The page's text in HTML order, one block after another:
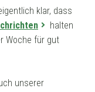
klar, dass
halten
Woche für gut
unserer